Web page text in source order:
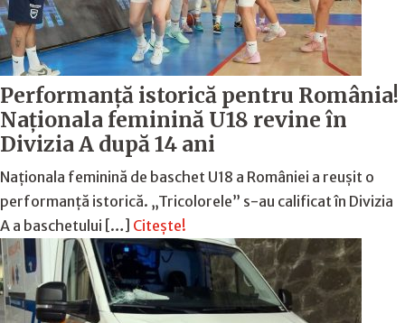
Performanță istorică pentru România!
Naționala feminină U18 revine în
Divizia A după 14 ani
Naționala feminină de baschet U18 a României a reușit o
performanță istorică. „Tricolorele” s-au calificat în Divizia
A a baschetului […] Citește!